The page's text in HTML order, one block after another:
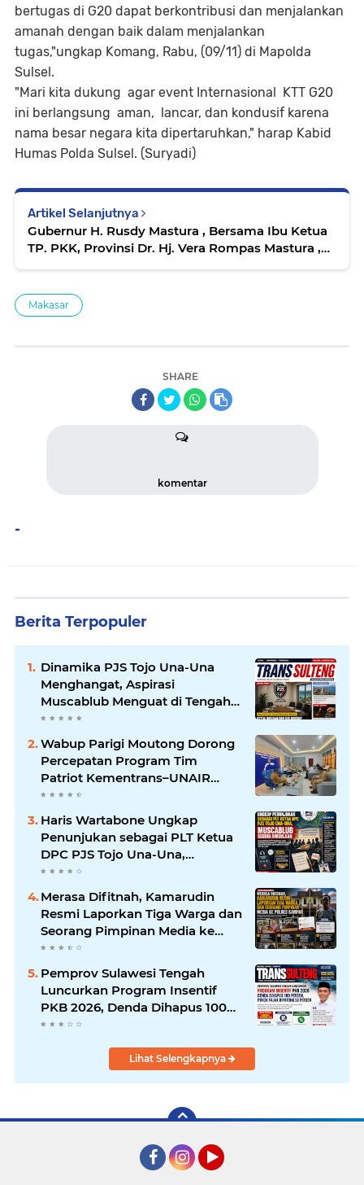
bertugas di G20 dapat berkontribusi dan menjalankan
amanah dengan baik dalam menjalankan
tugas,"ungkap Komang, Rabu, (09/11) di Mapolda
Sulsel.
"Mari kita dukung agar event Internasional KTT G20
ini berlangsung aman, lancar, dan kondusif karena
nama besar negara kita dipertaruhkan," harap Kabid
Humas Polda Sulsel. (Suryadi)
Artikel Selanjutnya
Gubernur H. Rusdy Mastura , Bersama Ibu Ketua
TP. PKK, Provinsi Dr. Hj. Vera Rompas Mastura ,
Makasar
SHARE
komentar
-
Berita Terpopuler
Dinamika PJS Tojo Una-Una
Menghangat, Aspirasi
Muscablub Menguat di Tengah
Munculnya Penunjukan Plt
Ketua
Wabup Parigi Moutong Dorong
Percepatan Program Tim
Patriot Kementrans–UNAIR
untuk Kembangkan Potensi
Daerah
Haris Wartabone Ungkap
Penunjukan sebagai PLT Ketua
DPC PJS Tojo Una-Una,
Muscablub Segera Diusulkan
Merasa Difitnah, Kamarudin
Resmi Laporkan Tiga Warga dan
Seorang Pimpinan Media ke
Polres Kampar
Pemprov Sulawesi Tengah
Luncurkan Program Insentif
PKB 2026, Denda Dihapus 100
Persen dan Pokok Pajak
Lihat Selengkapnya